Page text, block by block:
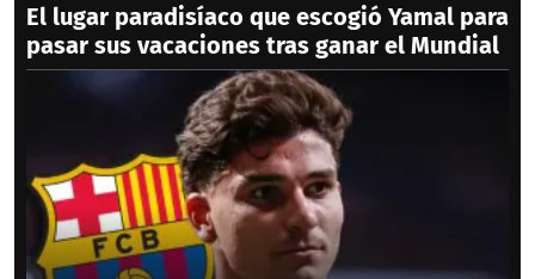
El lugar paradisíaco que escogió Yamal para
pasar sus vacaciones tras ganar el Mundial